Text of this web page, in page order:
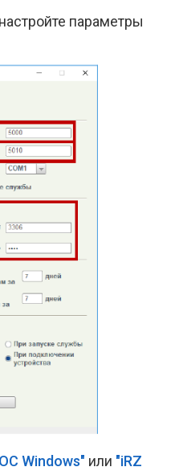
параметры
Windows" или "iRZ